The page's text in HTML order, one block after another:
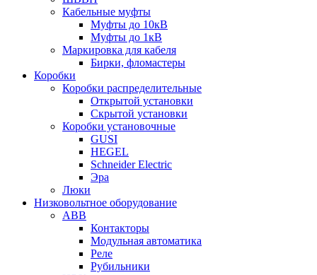
Кабельные муфты
Муфты до 10кВ
Муфты до 1кВ
Маркировка для кабеля
Бирки, фломастеры
Коробки
Коробки распределительные
Открытой установки
Скрытой установки
Коробки установочные
GUSI
HEGEL
Schneider Electric
Эра
Люки
Низковольтное оборудование
ABB
Контакторы
Модульная автоматика
Реле
Рубильники